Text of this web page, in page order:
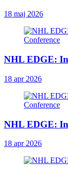
18 maj 2026
NHL EDGE:
18 apr 2026
NHL EDGE:
18 apr 2026